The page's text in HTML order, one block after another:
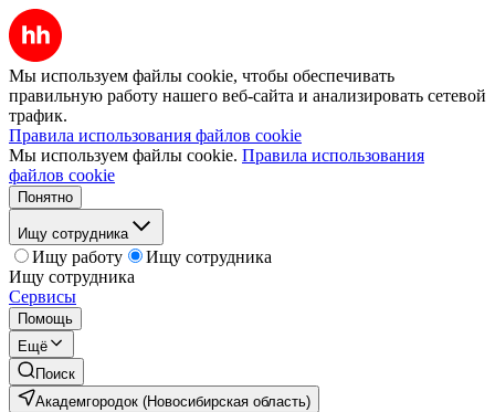
Мы используем файлы cookie, чтобы обеспечивать
правильную работу нашего веб-сайта и анализировать сетевой
трафик.
Правила использования файлов cookie
Мы используем файлы cookie. Правила использования
файлов cookie
Понятно
Ищу сотрудника
Ищу работу
Ищу сотрудника
Ищу сотрудника
Сервисы
Помощь
Ещё
Поиск
Академгородок (Новосибирская область)